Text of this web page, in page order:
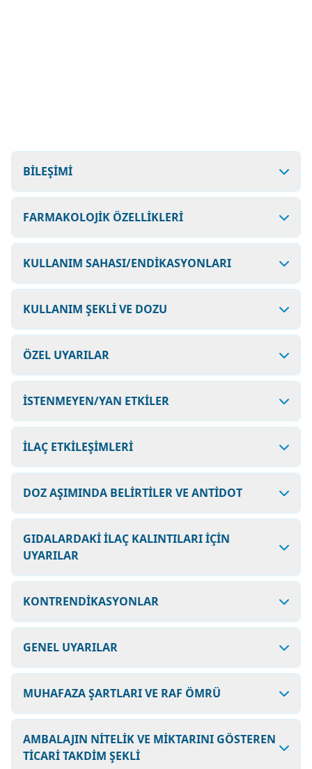
BİLEŞİMİ
FARMAKOLOJİK ÖZELLİKLERİ
KULLANIM SAHASI/ENDİKASYONLARI
KULLANIM ŞEKLİ VE DOZU
ÖZEL UYARILAR
İSTENMEYEN/YAN ETKİLER
İLAÇ ETKİLEŞİMLERİ
DOZ AŞIMINDA BELİRTİLER VE ANTİDOT
GIDALARDAKİ İLAÇ KALINTILARI İÇİN
UYARILAR
KONTRENDİKASYONLAR
GENEL UYARILAR
MUHAFAZA ŞARTLARI VE RAF ÖMRÜ
AMBALAJIN NİTELİK VE MİKTARINI GÖSTEREN
TİCARİ TAKDİM ŞEKLİ